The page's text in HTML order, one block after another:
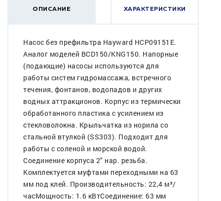
ОПИСАНИЕ ХАРАКТЕРИСТИКИ
Насос без префильтра Hayward HCP09151E.
Аналог моделей BCD150/KNG150. Напорные
(подающие) насосы используются для
работы систем гидромассажа, встречного
течения, фонтанов, водопадов и других
водных аттракционов. Корпус из термически
обработанного пластика с усилением из
стекловолокна. Крыльчатка из норила со
стальной втулкой (SS303). Подходит для
работы с соленой и морской водой.
Соединение корпуса 2" нар. резьба.
Комплектуется муфтами переходными на 63
мм под клей. Производительность: 22,4 м³/
часМощность: 1.6 кВтСоединение: 63 мм